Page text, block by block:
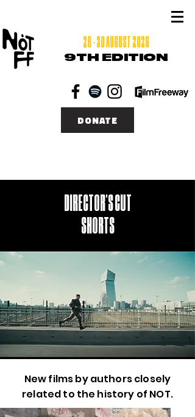
26 - 30 AUGUST 2026
9TH EDITION
DONATE
DIRECTOR'S CUT
SHORTS
New films by authors closely
related to the history of NOT.